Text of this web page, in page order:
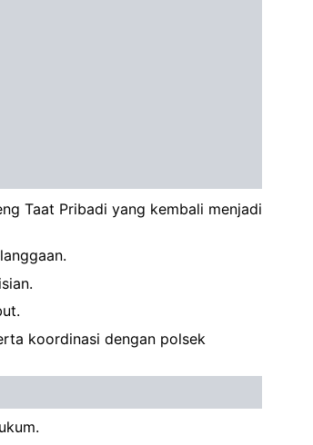
Taat Pribadi yang kembali menjadi
koordinasi dengan polsek